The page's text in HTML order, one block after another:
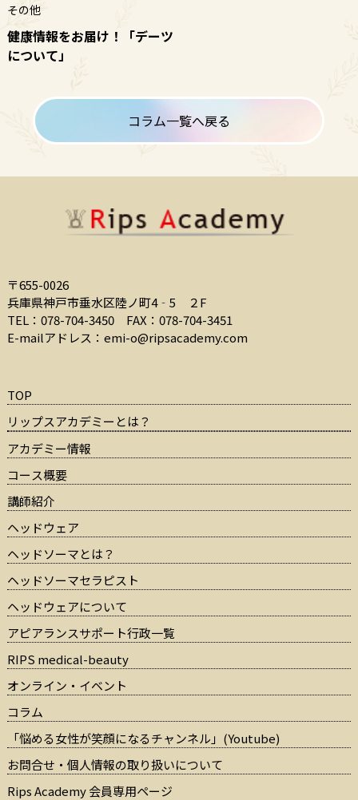
その他
健康情報をお届け！「デーツ
について」
コラム一覧へ戻る
〒655-0026
兵庫県神戸市垂水区陸ノ町4‐5 ２F
TEL：078-704-3450FAX：078-704-3451
E-mailアドレス： emi-o@ripsacademy.com
TOP
リップスアカデミーとは？
アカデミー情報
コース概要
講師紹介
ヘッドウェア
ヘッドソーマとは？
ヘッドソーマセラピスト
ヘッドウェアについて
アピアランスサポート行政一覧
RIPS medical-beauty
オンライン・イベント
コラム
「悩める女性が笑顔になるチャンネル」(Youtube)
お問合せ・個人情報の取り扱いについて
Rips Academy 会員専用ページ